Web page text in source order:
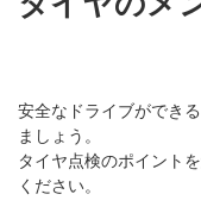
安全なドライブができ
ましょう。
タイヤ点検のポイント
ください。